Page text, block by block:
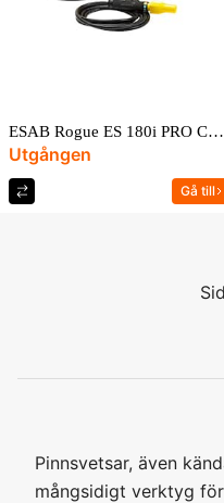
ESAB Rogue ES 180i PRO CE Svets
Utgången
Gå till
Pinnsvetsar, även
mångsidigt verktyg